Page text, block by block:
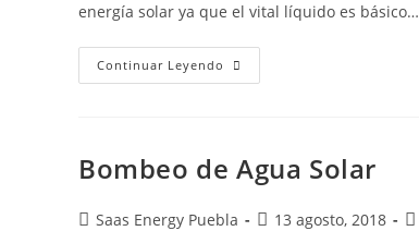
energía solar ya que el vital líquido es básico…
Continuar Leyendo
Bombeo de Agua Solar
Saas Energy Puebla 13 agosto, 2018